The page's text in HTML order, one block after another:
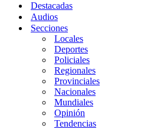
Destacadas
Audios
Secciones
Locales
Deportes
Policiales
Regionales
Provinciales
Nacionales
Mundiales
Opinión
Tendencias